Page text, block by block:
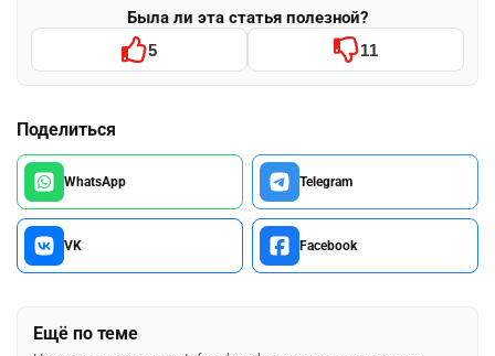
Была ли эта статья полезной?
5 11
Поделиться
WhatsApp Telegram
VK Facebook
Ещё по теме